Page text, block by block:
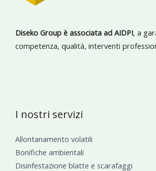
Diseko Group è associata ad AIDPI, a
competenza, qualità, interventi
I nostri servizi
Allontanamento volatili
Bonifiche ambientali
Disinfestazione blatte e scarafaggi